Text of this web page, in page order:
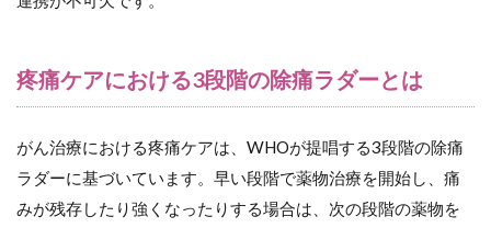
疼痛ケアにおける3段階の除痛ラダーとは
がん治療における疼痛ケアは、WHOが提唱する3段階の除痛
ラダーに基づいています。早い段階で薬物治療を開始し、痛
みが残存したり強くなったりする場合は、次の段階の薬物を